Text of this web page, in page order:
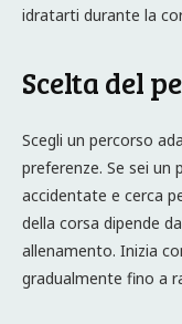
idratarti durante la
Scelta del
Scegli un percorso
preferenze. Se sei
accidentate e cerca
della corsa dipende
allenamento. Inizia
gradualmente fino a